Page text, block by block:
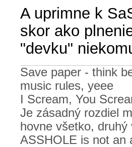
A uprimne k
skor ako
"devku"
Save paper - think
music rules, yeee
I Scream, You
Je zásadný rozdiel
hovne všetko,
ASSHOLE is not an